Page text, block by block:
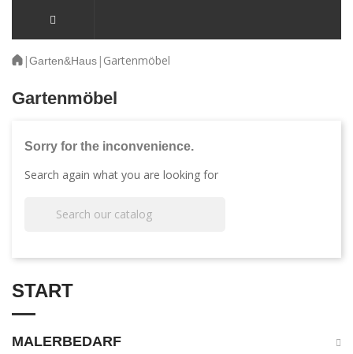
|Garten&Haus | Gartenmöbel
START
MALERBEDARF
Gartenmöbel
Sorry for the inconvenience.
Search again what you are looking for